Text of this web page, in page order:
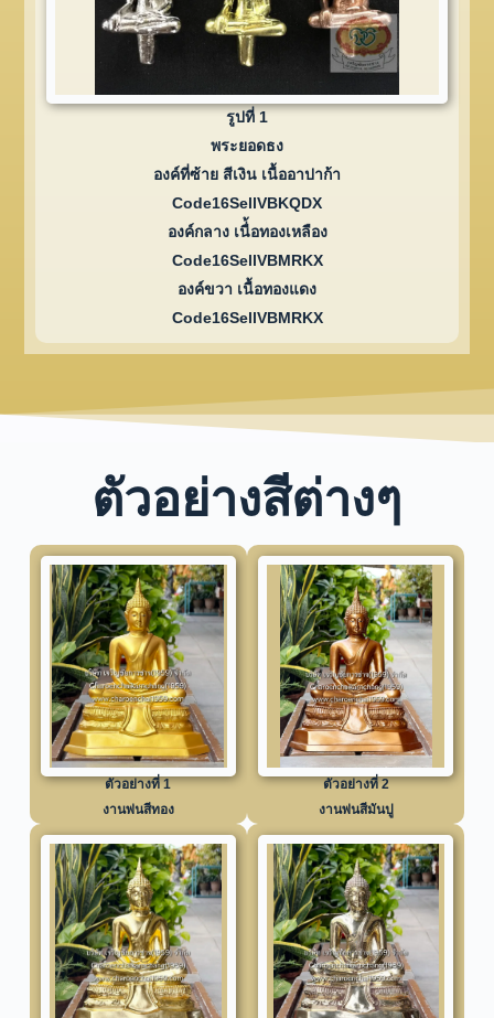
รูปที่ 1
พระยอดธง
องค์ที่ซ้าย สีเงิน เนื้ออาปาก้า
Code16SellVBKQDX
องค์กลาง เนื่้อทองเหลือง
Code16SellVBMRKX
องค์ขวา เนื้อทองแดง
Code16SellVBMRKX
ตัวอย่างสีต่างๆ
ตัวอย่างที่ 1
งานพ่นสีทอง
ตัวอย่างที่ 2
งานพ่นสีมันปู